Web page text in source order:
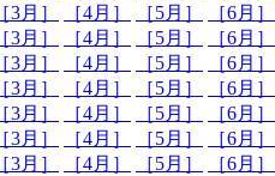
［3月］ ［4月］ ［5月］
［6月］
［3月］ ［4月］ ［5月］
［6月］
［3月］ ［4月］ ［5月］
［6月］
［3月］ ［4月］ ［5月］
［6月］
［3月］ ［4月］ ［5月］
［6月］
［3月］ ［4月］ ［5月］
［6月］
［3月］ ［4月］ ［5月］
［6月］